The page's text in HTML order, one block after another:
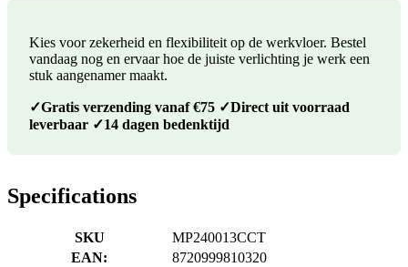
Kies voor zekerheid en flexibiliteit op de werkvloer. Bestel
vandaag nog en ervaar hoe de juiste verlichting je werk een
stuk aangenamer maakt.
✓Gratis verzending vanaf €75 ✓Direct uit voorraad
leverbaar ✓14 dagen bedenktijd
Specifications
SKU
MP240013CCT
EAN:
8720999810320